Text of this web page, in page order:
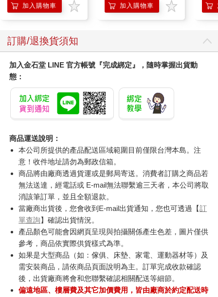
加入購物車 加入購物車
訂購/退換貨須知
加入金石堂 LINE 官方帳號『完成綁定』，隨時掌握出貨動
態：
商品運送說明：
本公司所提供的產品配送區域範圍目前僅限台灣本島。注
意！收件地址請勿為郵政信箱。
商品將由廠商透過貨運或是郵局寄送。消費者訂購之商品若
無法送達，經電話或 E-mail無法聯繫逾三天者，本公司將取
消該筆訂單，並且全額退款。
當廠商出貨後，您會收到E-mail出貨通知，您也可透過【訂
單查詢】確認出貨情況。
產品顏色可能會因網頁呈現與拍攝關係產生色差，圖片僅供
參考，商品依實際供貨樣式為準。
如果是大型商品（如：傢俱、床墊、家電、運動器材等）及
需安裝商品，請依商品頁面說明為主。訂單完成收款確認
後，出貨廠商將會和您聯繫確認相關配送等細節。
偏遠地區、樓層費及其它加價費用，皆由廠商於約定配送時